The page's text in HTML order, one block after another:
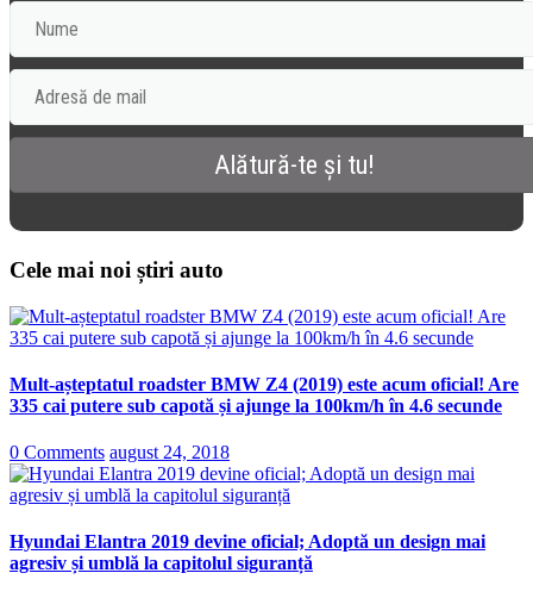
Cele mai noi știri auto
Mult-așteptatul roadster BMW Z4 (2019) este acum oficial! Are
335 cai putere sub capotă și ajunge la 100km/h în 4.6 secunde
0 Comments august 24, 2018
Hyundai Elantra 2019 devine oficial; Adoptă un design mai
agresiv și umblă la capitolul siguranță